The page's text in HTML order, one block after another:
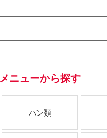
メニューから探す
パン類